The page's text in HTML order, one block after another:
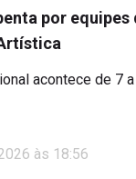
por
acontece de 7
às 18:56